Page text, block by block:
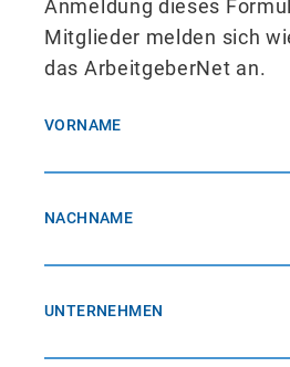
Anmeldung dieses
Mitglieder melden sich
das ArbeitgeberNet an.
VORNAME
NACHNAME
UNTERNEHMEN